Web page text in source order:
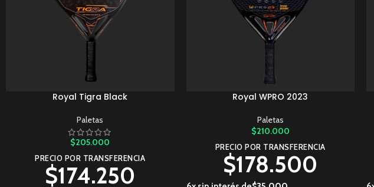
AÑADIR AL CARRITORoyal Tigra Black
Paletas
$205.000
PRECIO POR TRANSFERENCIA
$174.250
AÑADIR AL CARRITORoyal WPRO 2023
Paletas
$210.000
PRECIO POR TRANSFERENCIA
$178.500